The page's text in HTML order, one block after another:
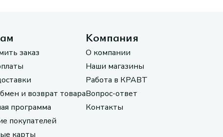
заказ
и возврат товара
программа
покупателей
карты
Компания
О компании
Наши магазины
Работа в КРАВТ
Вопрос-ответ
Контакты